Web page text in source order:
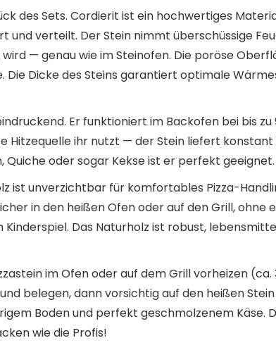
des Sets. Cordierit ist ein hochwertiges
und verteilt. Der Stein nimmt überschüssige
— genau wie im Steinofen. Die poröse
Dicke des Steins garantiert optimale
Er funktioniert im Backofen bei bis zu
Hitzequelle ihr nutzt — der Stein liefert
oder sogar Kekse ist er perfekt
ist unverzichtbar für komfortables Pizza-
in den heißen Ofen oder auf den Grill, ohne
Kinderspiel. Das Naturholz ist robust,
im Ofen oder auf dem Grill vorheizen
belegen, dann vorsichtig auf den heißen
Boden und perfekt geschmolzenem Käse.
wie die Profis!